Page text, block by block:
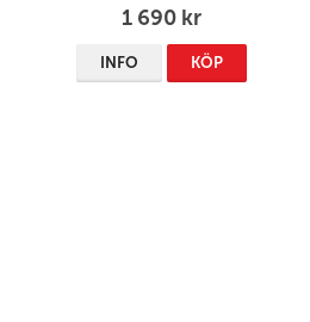
1 690 kr
INFO KÖP